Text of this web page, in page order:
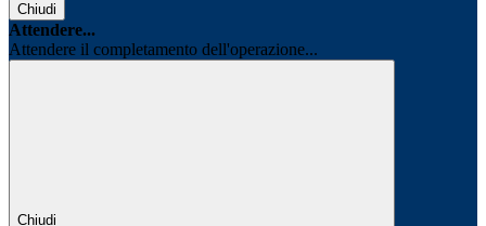
Chiudi
Attendere...
Attendere il completamento dell'operazione...
Chiudi